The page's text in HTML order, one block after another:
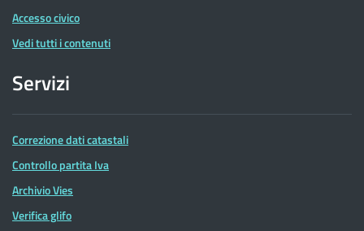
Accesso civico
Vedi tutti i contenuti
Servizi
Correzione dati catastali
Controllo partita Iva
Archivio Vies
Verifica glifo